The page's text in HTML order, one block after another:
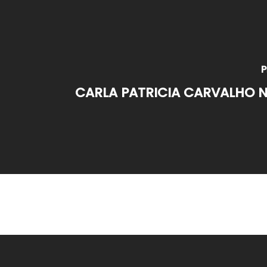
CARLA PATRICIA CARVALHO